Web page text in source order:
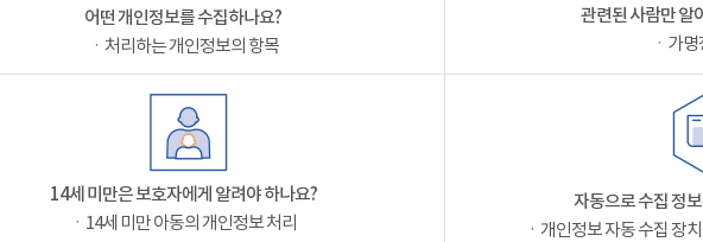
어떤 개인정보를 수집하나요?
ㆍ처리하는 개인정보의 항목
관련된 사람만 알
ㆍ가
14세 미만은 보호자에게 알려야 하나요?
ㆍ14세 미만 아동의 개인정보 처리
자동으로 수집 정
ㆍ개인정보 자동 수집 장